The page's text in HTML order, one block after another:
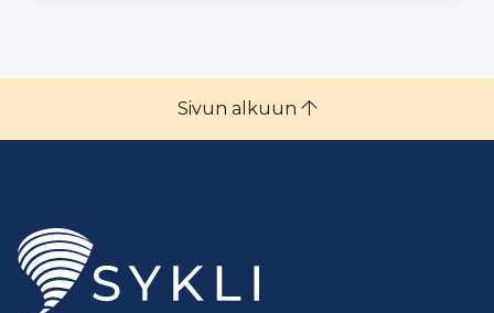
Sivun alkuun